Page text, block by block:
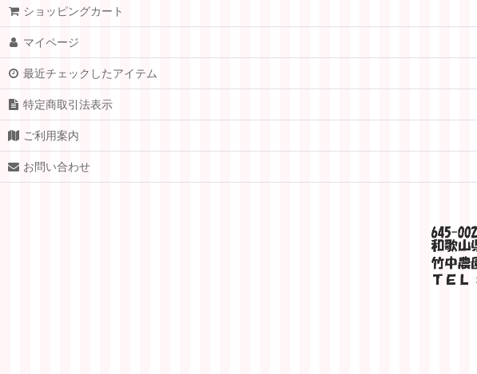
はちみつ梅 塩分8％
琥珀梅
ショッピングカート
マイページ
最近チェックしたアイテム
特定商取引法表示
ご利用案内
お問い合わせ